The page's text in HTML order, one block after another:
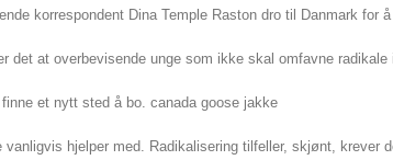
korrespondent Dina Temple Raston dro til Danmark for
at overbevisende unge som ikke skal omfavne
et nytt sted å bo. canada goose jakke
hjelper med. Radikalisering tilfeller, skjønt, krever